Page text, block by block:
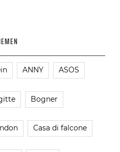
ANNY ASOS
Bogner
Casa di falcone